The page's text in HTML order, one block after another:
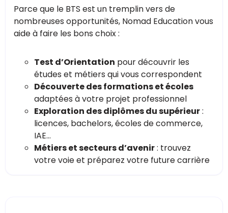
Parce que le BTS est un tremplin vers de
nombreuses opportunités, Nomad Education vous
aide à faire les bons choix :
Test d’Orientation pour découvrir les
études et métiers qui vous correspondent
Découverte des formations et écoles
adaptées à votre projet professionnel
Exploration des diplômes du supérieur:
licences, bachelors, écoles de commerce,
IAE…
Métiers et secteurs d’avenir: trouvez
votre voie et préparez votre future carrière